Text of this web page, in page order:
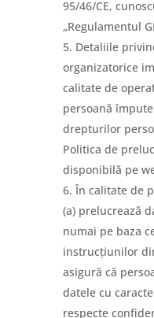
95/46/CE,
„Regulamentul
Detaliile
organizatorice
calitate de
persoană
drepturilor
Politica de
disponibilă pe
În calitate de
(a) prelucrează
numai pe baza
instrucțiunilor
asigură că
datele cu
respecte